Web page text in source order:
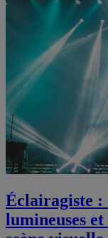
Éclairagiste :
lumineuses